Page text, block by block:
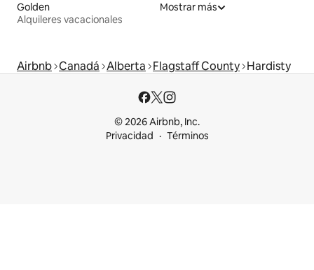
Golden
Alquileres vacacionales
Mostrar más
Airbnb Canadá Alberta Flagstaff County Hardisty
© 2026 Airbnb, Inc.
Privacidad
Términos